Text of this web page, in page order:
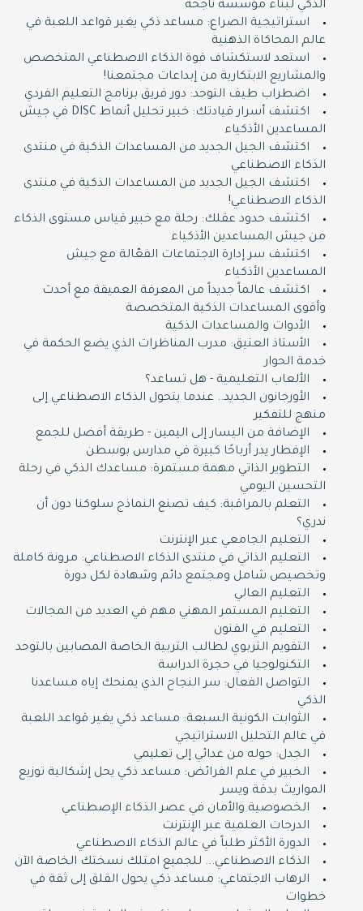
الذكي لبناء مؤسسة ناجحة
استراتيجية الصراع: مساعد ذكي يغير قواعد اللعبة في
عالم المحاكاة الذهنية
استعد لاستكشاف قوة الذكاء الاصطناعي المتخصص
والمشاريع الابتكارية من إبداعات مجتمعنا!
اضطراب طيف التوحد: دور فريق برنامج التعليم الفردي
اكتشف أسرار قيادتك: خبير تحليل أنماط DISC في جيش
المساعدين الأذكياء
اكتشف الجيل الجديد من المساعدات الذكية في منتدى
الذكاء الاصطناعي
اكتشف الجيل الجديد من المساعدات الذكية في منتدى
الذكاء الاصطناعي!
اكتشف حدود عقلك: رحلة مع خبير قياس مستوى الذكاء
من جيش المساعدين الأذكياء
اكتشف سر إدارة الاجتماعات الفعّالة مع جيش
المساعدين الأذكياء
اكتشف عالماً جديداً من المعرفة العميقة مع أحدث
وأقوى المساعدات الذكية المتخصصة
الأدوات والمساعدات الذكية
الأستاذ العتيق: مدرب المناظرات الذي يضع الحكمة في
خدمة الحوار
الألعاب التعليمية - هل تساعد؟
الأورجانون الجديد.. عندما يتحول الذكاء الاصطناعي إلى
منهج للتفكير
الإضافة من اليسار إلى اليمين - طريقة أفضل للجمع
الإفطار يدر أرباحًا كبيرة في مدارس بوسطن
التطوير الذاتي مهمة مستمرة: مساعدك الذكي في رحلة
التحسين اليومي
التعلم بالمراقبة: كيف تصنع النماذج سلوكنا دون أن
ندري؟
التعليم الجامعي عبر الإنترنت
التعليم الذاتي في منتدى الذكاء الاصطناعي: مرونة كاملة
وتخصيص شامل ومجتمع دائم وشهادة لكل دورة
التعليم العالي
التعليم المستمر المهني مهم في العديد من المجالات
التعليم في الفنون
التقويم التربوي لطالب التربية الخاصة المصابين بالتوحد
التكنولوجيا في حجرة الدراسة
التواصل الفعال: سر النجاح الذي يمنحك إياه مساعدنا
الذكي
الثوابت الكونية السبعة: مساعد ذكي يغير قواعد اللعبة
في عالم التحليل الاستراتيجي
الجدل: حوله من عدائي إلى تعليمي
الخبير في علم الفرائض: مساعد ذكي يحل إشكالية توزيع
المواريث بدقة ويسر
الخصوصية والأمان في عصر الذكاء الإصطناعي
الدرجات العلمية عبر الإنترنت
الدورة اﻷكثر طلباً في عالم الذكاء الاصطناعي
الذكاء الاصطناعي... للجميع امتلك نسختك الخاصة اﻵن
الرهاب الاجتماعي: مساعد ذكي يحول القلق إلى ثقة في
خطوات